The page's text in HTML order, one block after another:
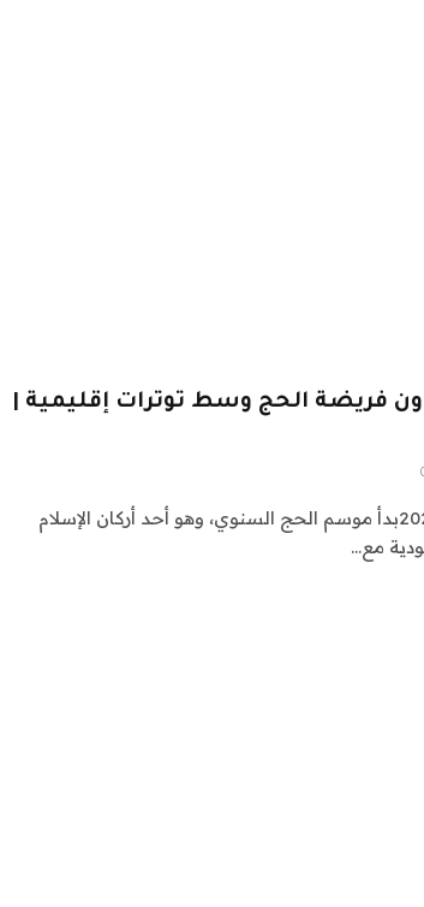
حاج يبدأون فريضة الحج وسط توترات إقليمية |
نُشرت في 25 مايو 202625 مايو 2026بدأ موسم الحج السنوي، وهو أحد أركان الإسلام
مع…